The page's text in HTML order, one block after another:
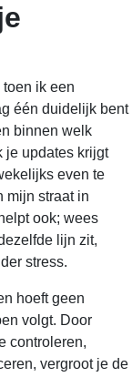
ik een
één duidelijk bent
binnen welk
je updates krijgt
even te
mijn straat in
ook; wees
lijn zit,
stress.
hoeft geen
volgt. Door
controleren,
vergroot je de